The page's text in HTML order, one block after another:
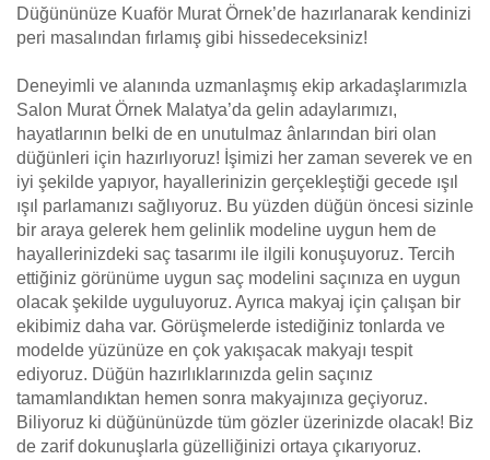
Düğününüze Kuaför Murat Örnek’de hazırlanarak kendinizi
peri masalından fırlamış gibi hissedeceksiniz!
Deneyimli ve alanında uzmanlaşmış ekip arkadaşlarımızla
Salon Murat Örnek Malatya’da gelin adaylarımızı,
hayatlarının belki de en unutulmaz ânlarından biri olan
düğünleri için hazırlıyoruz! İşimizi her zaman severek ve en
iyi şekilde yapıyor, hayallerinizin gerçekleştiği gecede ışıl
ışıl parlamanızı sağlıyoruz. Bu yüzden düğün öncesi sizinle
bir araya gelerek hem gelinlik modeline uygun hem de
hayallerinizdeki saç tasarımı ile ilgili konuşuyoruz. Tercih
ettiğiniz görünüme uygun saç modelini saçınıza en uygun
olacak şekilde uyguluyoruz. Ayrıca makyaj için çalışan bir
ekibimiz daha var. Görüşmelerde istediğiniz tonlarda ve
modelde yüzünüze en çok yakışacak makyajı tespit
ediyoruz. Düğün hazırlıklarınızda gelin saçınız
tamamlandıktan hemen sonra makyajınıza geçiyoruz.
Biliyoruz ki düğününüzde tüm gözler üzerinizde olacak! Biz
de zarif dokunuşlarla güzelliğinizi ortaya çıkarıyoruz.